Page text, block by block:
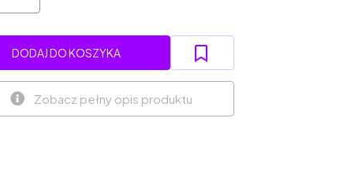
DODAJ DO KOSZYKA
Zobacz pełny opis produktu